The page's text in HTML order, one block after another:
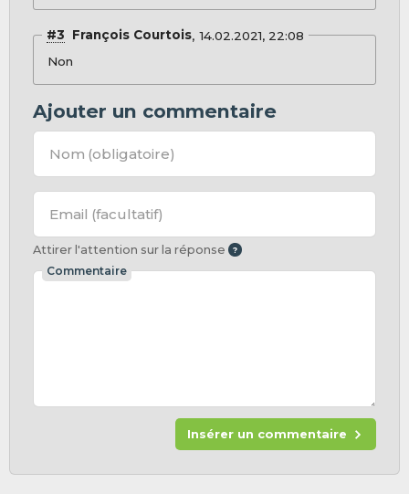
#3 François Courtois 14.02.2021, 22:08
Non
Ajouter un commentaire
Nom (obligatoire)
Email (facultatif)
Attirer l'attention sur la réponse
Commentaire
Insérer un commentaire